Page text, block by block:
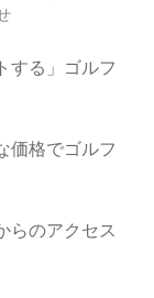
する」ゴルフ
価格でゴルフ
らのアクセス